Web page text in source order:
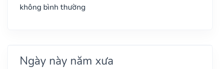
không bình thường
Ngày này năm xưa